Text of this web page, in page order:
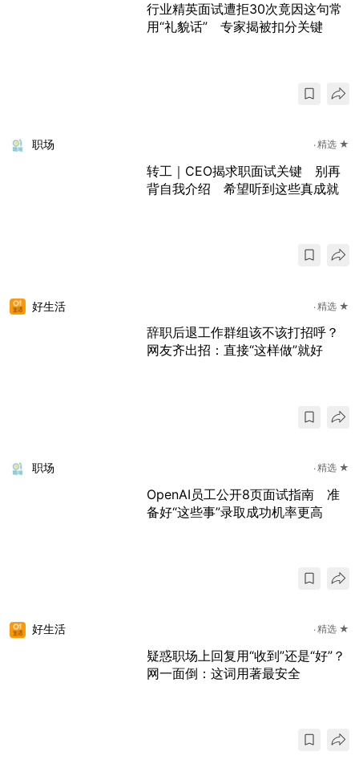
行业精英面试遭拒30次竟因这句常
用“礼貌话” 专家揭被扣分关键
职场 精选 ★
转工｜CEO揭求职面试关键 别再
背自我介绍 希望听到这些真成就
好生活 精选 ★
辞职后退工作群组该不该打招呼？
网友齐出招：直接“这样做”就好
职场 精选 ★
OpenAI员工公开8页面试指南 准
备好“这些事”录取成功机率更高
好生活 精选 ★
疑惑职场上回复用“收到”还是“好”？
网一面倒：这词用著最安全